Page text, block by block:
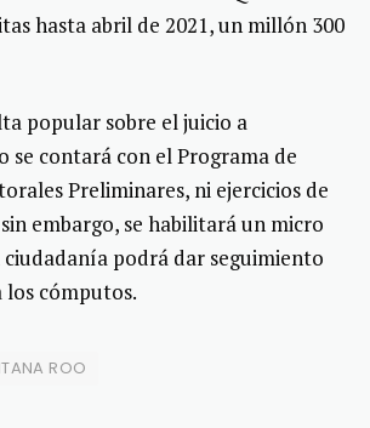
hasta abril de 2021, un millón 300
popular sobre el juicio a
se contará con el Programa de
Preliminares, ni ejercicios de
embargo, se habilitará un micro
ciudadanía podrá dar seguimiento
cómputos.
ROO